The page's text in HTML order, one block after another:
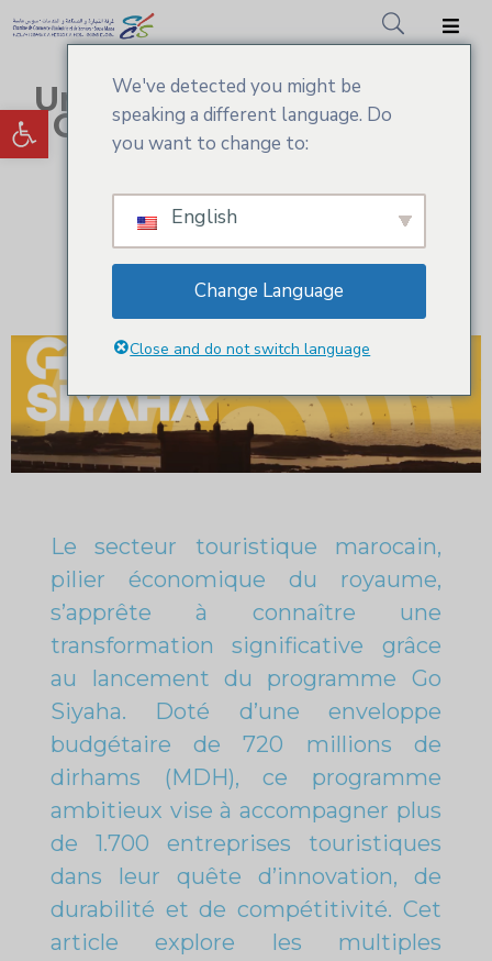
Ouvrir la barre d’outils
Accueil
CCIS.SM
Un Soutien Essentiel à la
Création d'Entreprises
Programme
Moukawalati
Le secteur touristique marocain,
pilier économique du royaume,
s’apprête à connaître une
transformation significative grâce
au lancement du programme Go
Siyaha. Doté d’une enveloppe
budgétaire de 720 millions de
dirhams (MDH), ce programme
ambitieux vise à accompagner plus
de 1.700 entreprises touristiques
dans leur quête d’innovation, de
durabilité et de compétitivité. Cet
article explore les multiples
We've detected you might be
speaking a different language. Do
you want to change to:
English
Change Language
Close and do not switch language